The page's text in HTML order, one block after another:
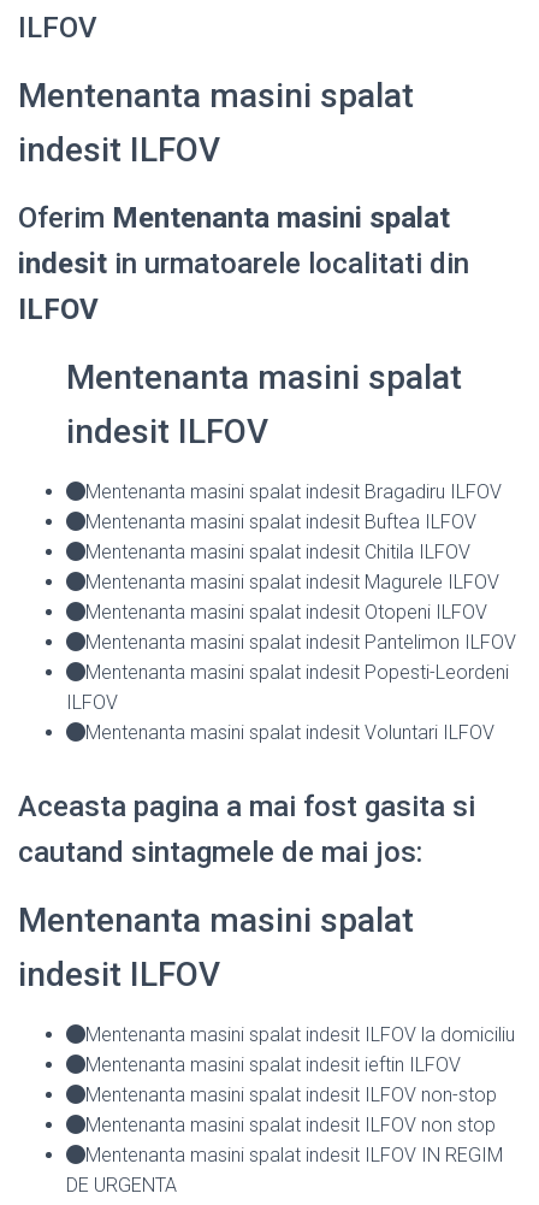
ILFOV
Mentenanta masini spalat
indesit ILFOV
Oferim Mentenanta masini spalat
indesit in urmatoarele localitati din
ILFOV
Mentenanta masini spalat
indesit ILFOV
Mentenanta masini spalat indesit Bragadiru ILFOV
Mentenanta masini spalat indesit Buftea ILFOV
Mentenanta masini spalat indesit Chitila ILFOV
Mentenanta masini spalat indesit Magurele ILFOV
Mentenanta masini spalat indesit Otopeni ILFOV
Mentenanta masini spalat indesit Pantelimon ILFOV
Mentenanta masini spalat indesit Popesti-Leordeni
ILFOV
Mentenanta masini spalat indesit Voluntari ILFOV
Aceasta pagina a mai fost gasita si
cautand sintagmele de mai jos:
Mentenanta masini spalat
indesit ILFOV
Mentenanta masini spalat indesit ILFOV la domiciliu
Mentenanta masini spalat indesit ieftin ILFOV
Mentenanta masini spalat indesit ILFOV non-stop
Mentenanta masini spalat indesit ILFOV non stop
Mentenanta masini spalat indesit ILFOV IN REGIM
DE URGENTA